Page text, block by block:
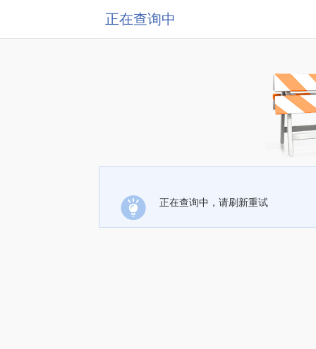
正在查询中
正在查询中，请刷新重试